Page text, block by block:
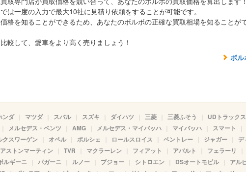
一度の入力で最大10社に見積り依頼をすることが可能です。
格を知ることができるため、あなたのボルボの正確な買取相場を知ることが
較して、愛車をより高く売りましょう！
ボ
ンダ マツダ スバル スズキ ダイハツ 三菱 三菱ふそう UDトラックス
メルセデス・ベンツ AMG メルセデス・マイバッハ マイバッハ スマート
クスワーゲン オペル ポルシェ ロールスロイス ベントレー ジャガー デ
アストンマーティン TVR マクラーレン フィアット アバルト フェラーリ
ルギーニ パガーニ ルノー プジョー シトロエン DSオートモビル アル